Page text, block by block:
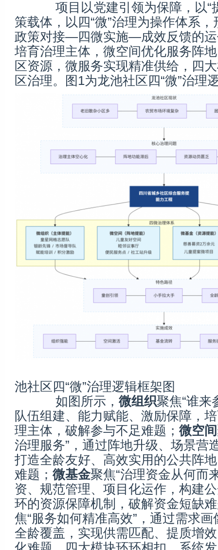
项目以党建引领为保障，以“
策载体，以四“微”治理为操作体系
政策对接—四微实施—成效反馈的
培育治理主体，微空间优化服务阵
区资源，微服务实现精准供给，四
区治理。图1为龙池社区四“微”治理
池社区四“微”治理逻辑框架图
如图所示， 微组织聚焦“谁来
队伍组建、能力赋能、激励保障，
理主体，破解参与不足难题； 微空间
治理服务”，通过阵地升级、场景营
打造全龄友好、高效实用的公共阵
难题； 微基金聚焦“治理资金从何而
资、规范管理、项目化运作，构建
环的资源保障机制，破解资金短缺
焦“服务如何精准高效”，通过需求
全龄覆盖，实现供需匹配、提质增